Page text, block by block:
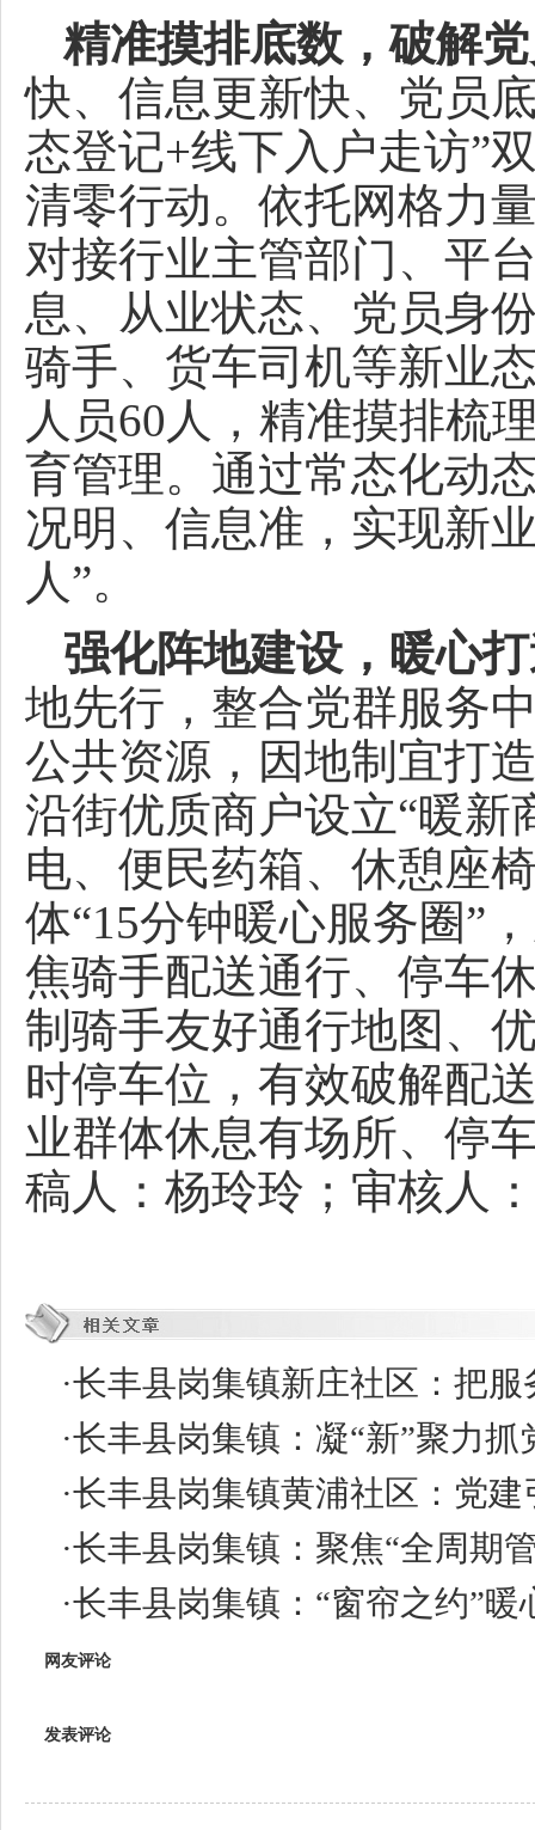
精准摸排底数，破解
快、信息更新快、党员
态登记+线下入户走访”
清零行动。依托网格力
对接行业主管部门、平
息、从业状态、党员身
骑手、货车司机等新业
人员60人，精准摸排梳
育管理。通过常态化动
况明、信息准，实现新
人”。
强化阵地建设，暖心
地先行，整合党群服务
公共资源，因地制宜打
沿街优质商户设立“暖新
电、便民药箱、休憩座
体“15分钟暖心服务圈”
焦骑手配送通行、停车
制骑手友好通行地图、
时停车位，有效破解配
业群体休息有场所、停
稿人：杨玲玲；审核人
·长丰县岗集镇新庄社区：把服
·长丰县岗集镇：凝“新”聚力抓
·长丰县岗集镇黄浦社区：党建
·长丰县岗集镇：聚焦“全周期
·长丰县岗集镇：“窗帘之约”
网友评论
发表评论